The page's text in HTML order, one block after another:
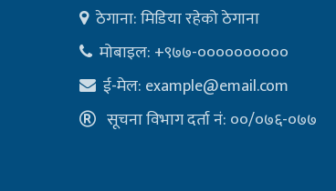
ठेगाना: मिडिया रहेको ठेगाना
मोबाइल: +९७७-००००००००००
ई-मेल: example@email.com
सूचना विभाग दर्ता नं: ००/०७६-०७७